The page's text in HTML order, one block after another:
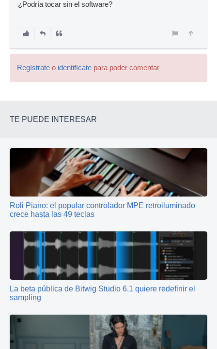
¿Podría tocar sin el software?
Regístrate o identifícate para poder comentar
TE PUEDE INTERESAR
Roli Piano: el popular controlador MPE retroiluminado
crece hasta las 49 teclas
La beta pública de Bitwig Studio 6.1 quiere redefinir el
sampling